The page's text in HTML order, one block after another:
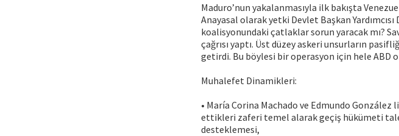
Maduro’nun yakalanmasıyla ilk bakışta
Anayasal olarak yetki Devlet Başkan
koalisyonundaki çatlaklar sorun yaracak mı?
çağrısı yaptı. Üst düzey askeri unsurların
getirdi. Bu böylesi bir operasyon için hele ABD
Muhalefet Dinamikleri:
• María Corina Machado ve Edmundo
ettikleri zaferi temel alarak geçiş hükümeti
desteklemesi,